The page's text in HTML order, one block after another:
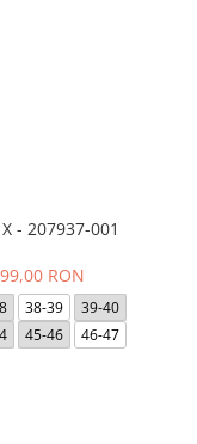
- 207937-001
RON
38-39
39-40
45-46 46-47